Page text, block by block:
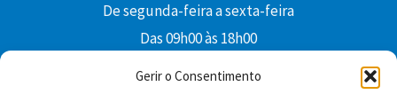
Gerir o Consentimento
De segunda-feira a sexta-feira
Das 09h00 às 18h00